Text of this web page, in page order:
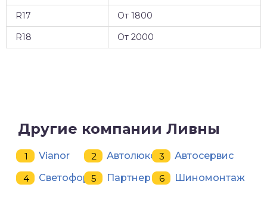
R17
От 1800
R18
От 2000
Другие компании Ливны
Vianor Автолюкс
Автосервис
Светофор
Партнер Шиномонтаж